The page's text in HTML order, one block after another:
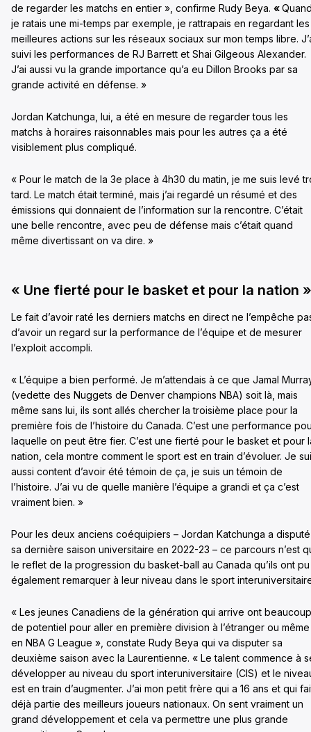
de regarder les matchs en entier », confirme Rudy Beya. «
je ratais une mi-temps par exemple, je rattrapais en regardant les
meilleures actions sur les réseaux sociaux sur mon temps libre.
suivi les performances de RJ Barrett et Shai Gilgeous Alexander.
J’ai aussi vu la grande importance qu’a eu Dillon Brooks par sa
grande activité en défense. »
Jordan Katchunga, lui, a été en mesure de regarder tous les
matchs à horaires raisonnables mais pour les autres ça a été
visiblement plus compliqué.
« Pour le match de la 3e place à 4h30 du matin, je me suis levé
tard. Le match était terminé, mais j’ai regardé un résumé et des
émissions qui donnaient de l’information sur la rencontre. C’était
une belle rencontre, avec peu de défense mais c’était quand
même divertissant on va dire. »
« Une fierté pour le basket et pour la nation »
Le fait d’avoir raté les derniers matchs en direct ne l’empêche
d’avoir un regard sur la performance de l’équipe et de mesurer
l’exploit accompli.
« L’équipe a bien performé. Je m’attendais à ce que Jamal
(vedette des Nuggets de Denver champions NBA) soit là, mais
même sans lui, ils sont allés chercher la troisième place pour la
première fois de l’histoire du Canada. C’est une performance
laquelle on peut être fier. C’est une fierté pour le basket et pour
nation, cela montre comment le sport est en train d’évoluer. Je
aussi content d’avoir été témoin de ça, je suis un témoin de
l’histoire. J’ai vu de quelle manière l’équipe a grandi et ça c’est
vraiment bien. »
Pour les deux anciens coéquipiers – Jordan Katchunga a disputé
sa dernière saison universitaire en 2022-23 – ce parcours n’est
le reflet de la progression du basket-ball au Canada qu’ils ont pu
également remarquer à leur niveau dans le sport
« Les jeunes Canadiens de la génération qui arrive ont beaucoup
de potentiel pour aller en première division à l’étranger ou même
en NBA G League », constate Rudy Beya qui va disputer sa
deuxième saison avec la Laurentienne. « Le talent commence à
développer au niveau du sport interuniversitaire (CIS) et le
est en train d’augmenter. J’ai mon petit frère qui a 16 ans et qui
déjà partie des meilleurs joueurs nationaux. On sent vraiment un
grand développement et cela va permettre une plus grande